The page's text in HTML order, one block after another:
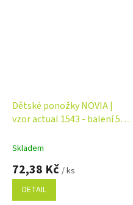
Dětské ponožky NOVIA |
vzor actual 1543 - balení 5
Skladem
72,38 Kč / ks
DETAIL